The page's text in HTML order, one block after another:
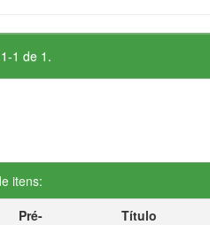
1 de 1.
itens:
Pré-
Título